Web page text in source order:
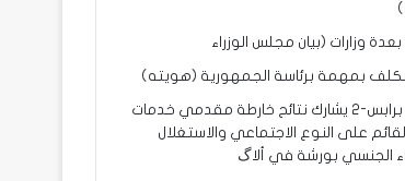
بعدة وزارات (بيان مجلس الوزراء
بمهمة برئاسة الجمهورية (هويته)
مشروع برابس-2 يشارك نتائح خارطة مقدمي خدمات
على النوع الاجتماعي والاستغلال
الجنسي بورشة في ألاگ